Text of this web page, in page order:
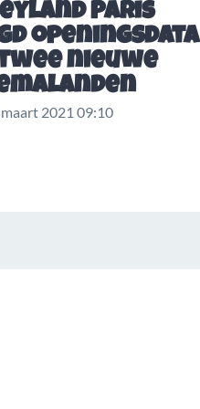
Paris
openingsdata
nieuwe
2021 09:10